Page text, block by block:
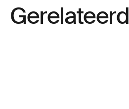
Gerelateerd